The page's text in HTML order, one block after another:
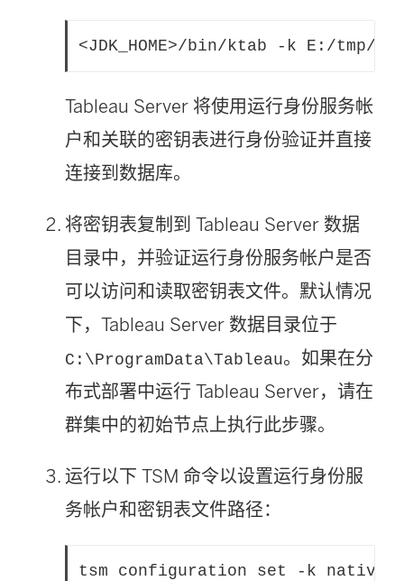
)
<JDK_HOME>/bin/ktab -k E:/tmp/
Tableau Server 将使用运行身份服务帐
户和关联的密钥表进行身份验证并直接
连接到数据库。
将密钥表复制到 Tableau Server 数据
目录中，并验证运行身份服务帐户是否
可以访问和读取密钥表文件。默认情况
下，Tableau Server 数据目录位于
C:\ProgramData\Tableau。如果在分
布式部署中运行 Tableau Server，请在
群集中的初始节点上执行此步骤。
运行以下 TSM 命令以设置运行身份服
务帐户和密钥表文件路径：
tsm configuration set -k